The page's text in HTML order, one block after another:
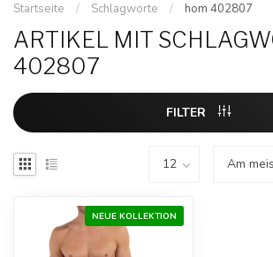
Startseite / Schlagworte / hom 402807
ARTIKEL MIT
402807
FILTER
NEUE KOLLEKTION